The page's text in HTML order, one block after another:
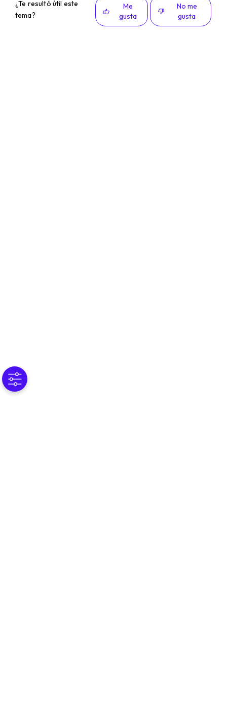
¿Te resultó útil este
tema?
Me
gusta
No me
gusta